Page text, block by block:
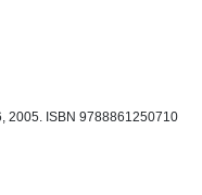
2005. ISBN 9788861250710